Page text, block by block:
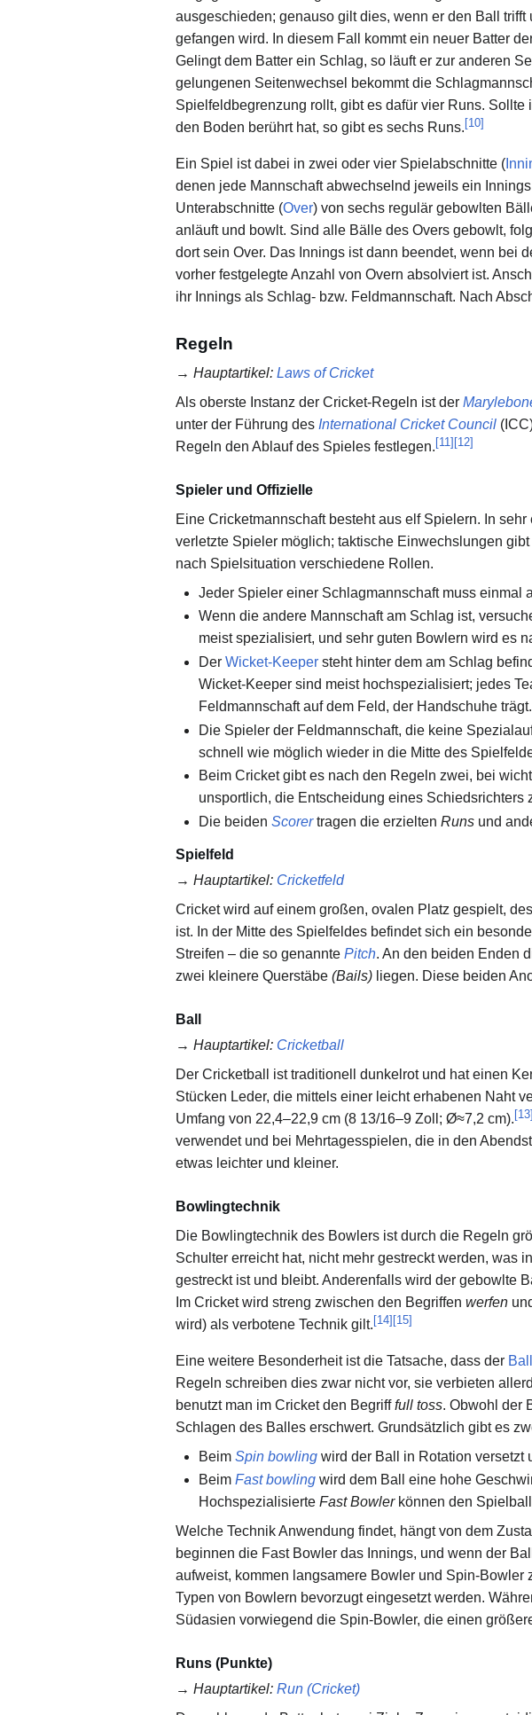
ausgeschieden; genauso gilt dies, wenn er den Ball
gefangen wird. In diesem Fall kommt ein neuer Batter
Gelingt dem Batter ein Schlag, so läuft er zur anderen
gelungenen Seitenwechsel bekommt die
Spielfeldbegrenzung rollt, gibt es dafür vier Runs.
den Boden berührt hat, so gibt es sechs Runs. [10]
Ein Spiel ist dabei in zwei oder vier Spielabschnitte (
denen jede Mannschaft abwechselnd jeweils ein
Unterabschnitte (Over) von sechs regulär gebowlten
anläuft und bowlt. Sind alle Bälle des Overs gebowlt,
dort sein Over. Das Innings ist dann beendet, wenn bei
vorher festgelegte Anzahl von Overn absolviert ist.
ihr Innings als Schlag- bzw. Feldmannschaft. Nach
Regeln
→ Hauptartikel: Laws of Cricket
Als oberste Instanz der Cricket-Regeln ist der
unter der Führung des International Cricket Council
Regeln den Ablauf des Spieles festlegen.[11][12]
Spieler und Offizielle
Eine Cricketmannschaft besteht aus elf Spielern. In
verletzte Spieler möglich; taktische Einwechslungen
nach Spielsituation verschiedene Rollen.
Jeder Spieler einer Schlagmannschaft muss einmal
Wenn die andere Mannschaft am Schlag ist,
meist spezialisiert, und sehr guten Bowlern wird es
Der Wicket-Keepersteht hinter dem am Schlag
Wicket-Keeper sind meist hochspezialisiert; jedes
Feldmannschaft auf dem Feld, der Handschuhe trägt.
Die Spieler der Feldmannschaft, die keine
schnell wie möglich wieder in die Mitte des
Beim Cricket gibt es nach den Regeln zwei, bei
unsportlich, die Entscheidung eines
Die beiden Scorertragen die erzielten Runsund
Spielfeld
→ Hauptartikel: Cricketfeld
Cricket wird auf einem großen, ovalen Platz gespielt,
ist. In der Mitte des Spielfeldes befindet sich ein
Streifen – die so genannte Pitch. An den beiden Enden
zwei kleinere Querstäbe (Bails) liegen. Diese beiden
Ball
→ Hauptartikel: Cricketball
Der Cricketball ist traditionell dunkelrot und hat einen
Stücken Leder, die mittels einer leicht erhabenen Naht
Umfang von 22,4–22,9 cm (8 13/16–9 Zoll; Ø≈7,2 cm).[13]
verwendet und bei Mehrtagesspielen, die in den
etwas leichter und kleiner.
Bowlingtechnik
Die Bowlingtechnik des Bowlers ist durch die Regeln
Schulter erreicht hat, nicht mehr gestreckt werden, was
gestreckt ist und bleibt. Anderenfalls wird der gebowlte
Im Cricket wird streng zwischen den Begriffen werfen
wird) als verbotene Technik gilt.[14][15]
Eine weitere Besonderheit ist die Tatsache, dass der Ball
Regeln schreiben dies zwar nicht vor, sie verbieten
benutzt man im Cricket den Begrifffull toss. Obwohl der
Schlagen des Balles erschwert. Grundsätzlich gibt es
Beim Spin bowlingwird der Ball in Rotation versetzt
Beim Fast bowlingwird dem Ball eine hohe
Hochspezialisierte Fast Bowlerkönnen den
Welche Technik Anwendung findet, hängt von dem
beginnen die Fast Bowler das Innings, und wenn der
aufweist, kommen langsamere Bowler und Spin-Bowler
Typen von Bowlern bevorzugt eingesetzt werden.
Südasien vorwiegend die Spin-Bowler, die einen
Runs (Punkte)
→ Hauptartikel: Run (Cricket)